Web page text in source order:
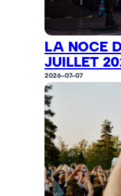
LA NOCE
JUILLET
2026-07-07